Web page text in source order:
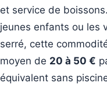
et service de
jeunes enfants ou les
serré, cette
moyen de 20 à 50 €
équivalent sans